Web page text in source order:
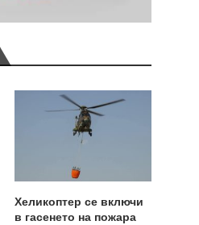
Хеликоптер се включи
в гасенето на пожара